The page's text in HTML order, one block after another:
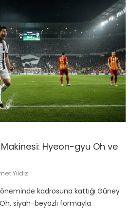
Makinesi: Hyeon-gyu Oh ve
Yıldız
kadrosuna kattığı Güney
siyah-beyazlı formayla